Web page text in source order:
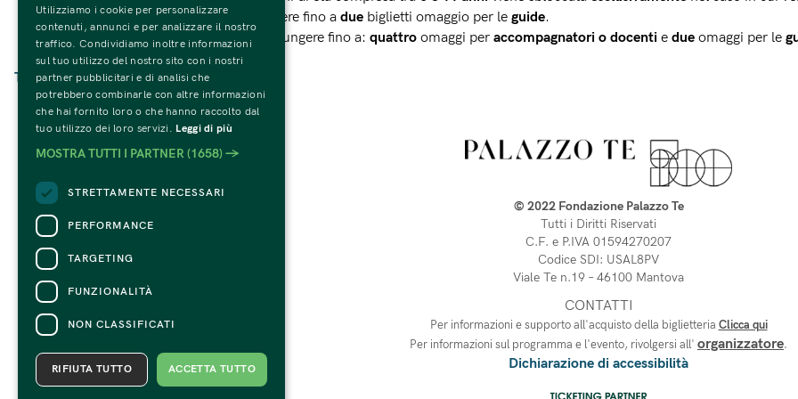
Ogni gruppo ha la possibilità di aggiungere fino a due biglietti omaggio per le guide.
Ogni gruppo di studenti può inoltre aggiungere fino a: quattro omaggi per accompagnatori o docenti e due omaggi per le
Torna indietro
© 2022 Fondazione Palazzo Te
Tutti i Diritti Riservati
C.F. e P.IVA 01594270207
Codice SDI: USAL8PV
Viale Te n.19 – 46100 Mantova
CONTATTI
Per informazioni e supporto all'acquisto della biglietteria Clicca qui
Per informazioni sul programma e l'evento, rivolgersi all' organizzatore.
Dichiarazione di accessibilità
Utilizziamo i cookie per personalizzare
contenuti, annunci e per analizzare il nostro
traffico. Condividiamo inoltre informazioni
sul tuo utilizzo del nostro sito con i nostri
partner pubblicitari e di analisi che
potrebbero combinarle con altre informazioni
che hai fornito loro o che hanno raccolto dal
tuo utilizzo dei loro servizi. Leggi di più
MOSTRA TUTTI I PARTNER (1658) →
STRETTAMENTE NECESSARI
PERFORMANCE
TARGETING
FUNZIONALITÀ
NON CLASSIFICATI
ACCETTA TUTTO
RIFIUTA TUTTO